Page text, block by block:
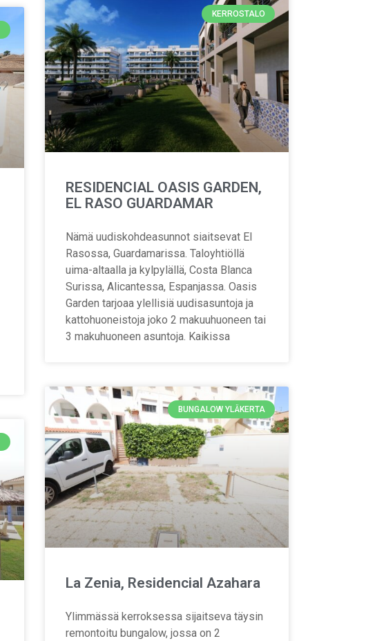
KERROSTALO
RESIDENCIAL OASIS GARDEN,
EL RASO GUARDAMAR
Nämä uudiskohdeasunnot siaitsevat El
Rasossa, Guardamarissa. Taloyhtiöllä
uima-altaalla ja kylpylällä, Costa Blanca
Surissa, Alicantessa, Espanjassa. Oasis
Garden tarjoaa ylellisiä uudisasuntoja ja
kattohuoneistoja joko 2 makuuhuoneen tai
3 makuhuoneen asuntoja. Kaikissa
BUNGALOW YLÄKERTA
La Zenia, Residencial Azahara
Ylimmässä kerroksessa sijaitseva täysin
remontoitu bungalow, jossa on 2